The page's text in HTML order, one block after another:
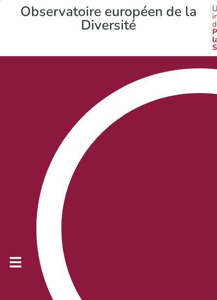
Observatoire européen de la
Diversité